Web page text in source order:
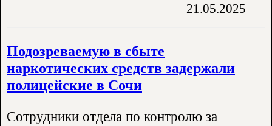
21.05.2025
Подозреваемую в сбыте
наркотических средств задержали
полицейские в Сочи
Сотрудники отдела по контролю за